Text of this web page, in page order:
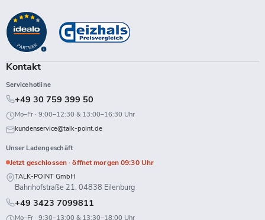
auf
Facebook
auf
Instagram
auf
LinkedIn
auf
TikTokTwitch
Kontakt
Servicehotline
+49 30 759 399 50
Mo–Fr · 9:00–12:30 & 13:00–16:30 Uhr
kundenservice@talk-point.de
Unser Ladengeschäft
Jetzt geschlossen · öffnet morgen 09:30 Uhr
TALK-POINT GmbH
Bahnhofstraße 21, 04838 Eilenburg
+49 3423 7099811
Mo–Fr · 9:30–13:00 & 13:30–18:00 Uhr